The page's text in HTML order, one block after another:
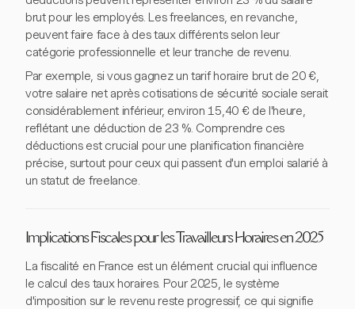
brut pour les employés. Les freelances, en revanche,
peuvent faire face à des taux différents selon leur
catégorie professionnelle et leur tranche de revenu.
Par exemple, si vous gagnez un tarif horaire brut de 20 €,
votre salaire net après cotisations de sécurité sociale serait
considérablement inférieur, environ 15,40 € de l'heure,
reflétant une déduction de 23 %. Comprendre ces
déductions est crucial pour une planification financière
précise, surtout pour ceux qui passent d'un emploi salarié à
un statut de freelance.
Implications Fiscales pour les Travailleurs Horaires en 2025
La fiscalité en France est un élément crucial qui influence
le calcul des taux horaires. Pour 2025, le système
d'imposition sur le revenu reste progressif, ce qui signifie